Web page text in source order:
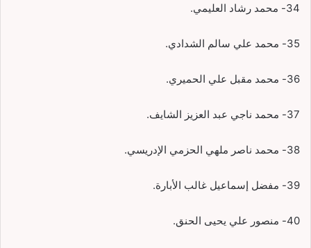
34- محمد رشاد العليمي.
35- محمد علي سالم الشدادي.
36- محمد مقبل علي الحميري.
37- محمد ناجي عبد العزيز الشايف.
38- محمد ناصر ملهي الحزمي الإدريسي.
39- مفضل إسماعيل غالب الأبارة.
40- منصور علي يحيى الحنق.